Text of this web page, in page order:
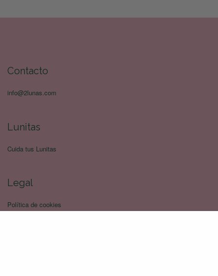
Contacto
info@2lunas.com
Lunitas
Cuida tus Lunitas
Legal
Política de cookies
Terminos y Condiciones